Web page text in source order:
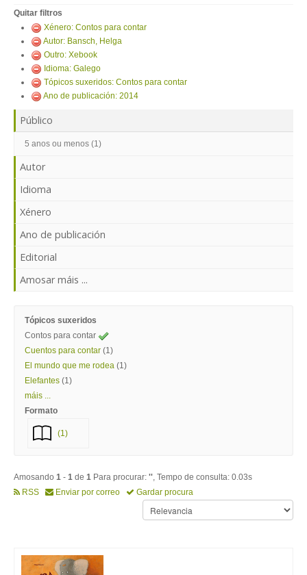
Quitar filtros
Xénero: Contos para contar
Autor: Bansch, Helga
Outro: Xebook
Idioma: Galego
Tópicos suxeridos: Contos para contar
Ano de publicación: 2014
Público
5 anos ou menos (1)
Autor
Idioma
Xénero
Ano de publicación
Editorial
Amosar máis ...
Tópicos suxeridos
Contos para contar
Cuentos para contar (1)
El mundo que me rodea (1)
Elefantes (1)
máis ...
Formato
(1)
Amosando 1 - 1 de 1 Para procurar: '', Tempo de consulta: 0.03s
RSS
Enviar por correo Gardar procura